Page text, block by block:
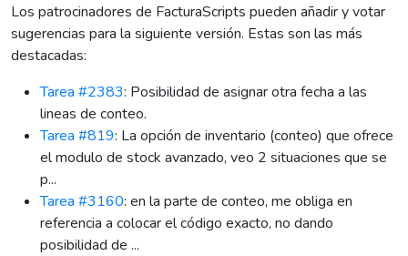
Los patrocinadores de FacturaScripts pueden añadir y votar
sugerencias para la siguiente versión. Estas son las más
destacadas:
Tarea #2383: Posibilidad de asignar otra fecha a las
lineas de conteo.
Tarea #819: La opción de inventario (conteo) que ofrece
el modulo de stock avanzado, veo 2 situaciones que se
p...
Tarea #3160: en la parte de conteo, me obliga en
referencia a colocar el código exacto, no dando
posibilidad de ...